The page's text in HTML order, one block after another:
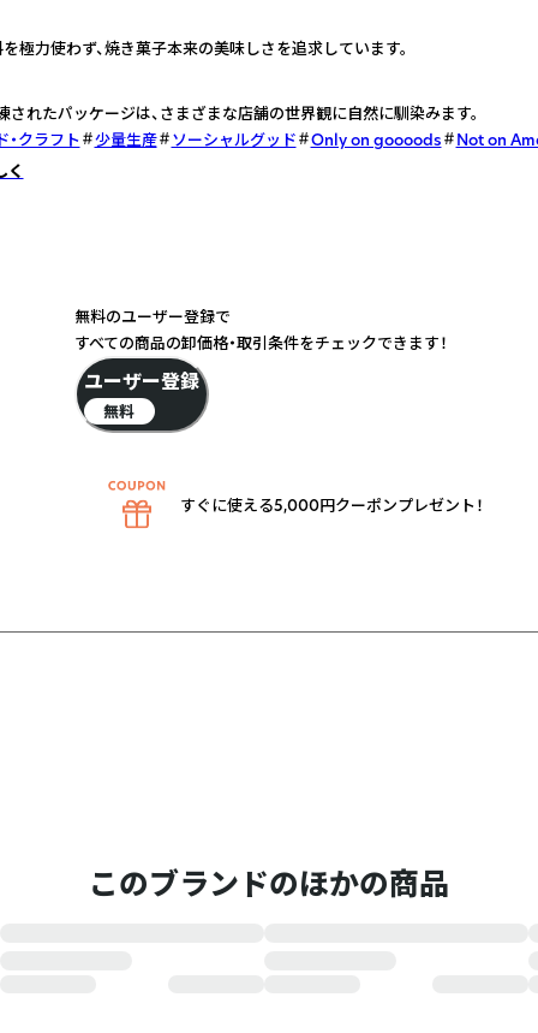
極力使わず、焼き菓子本来の美味しさを追求しています。
されたパッケージは、さまざまな店舗の世界観に自然に馴染みます。
クラフト
少量生産 ソーシャルグッド Only on goooods
Not on
く
このブランドのほかの商品
無料のユーザー登録で
すべての商品の卸価格・取引条件をチェックできます！
ユーザー登録
無料
すぐに使える5,000円クーポンプレゼント！